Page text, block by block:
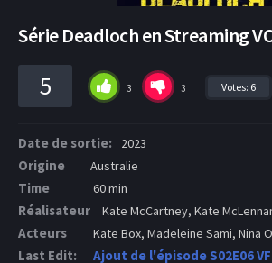
Série Deadloch en Streaming
5 3 3 Votes: 6
Date de sortie: 2023
Origine Australie
Time 60 min
Réalisateur Kate McCartney, Kate
Acteurs Kate Box, Madeleine Sami, Nina
Last Edit: Ajout de l'épisode S02E06 VF